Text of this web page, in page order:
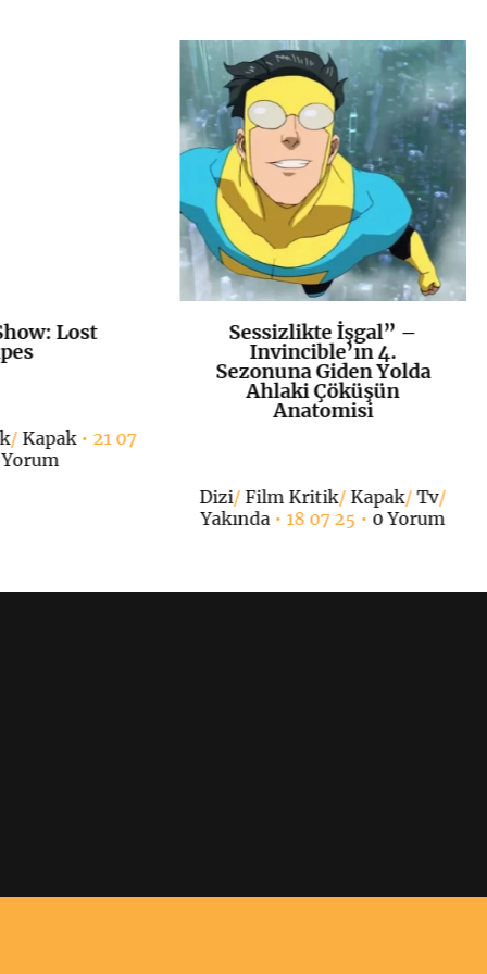
+ Lost
/ Kapak• 21 07
K+
Sessizlikte İşgal” –
Invincible’ın 4.
Sezonuna Giden Yolda
Ahlaki Çöküşün
Anatomisi
Dizi/Film Kritik/ Kapak/Tv/
Yakında • 18 07 25 • 0 Yorum